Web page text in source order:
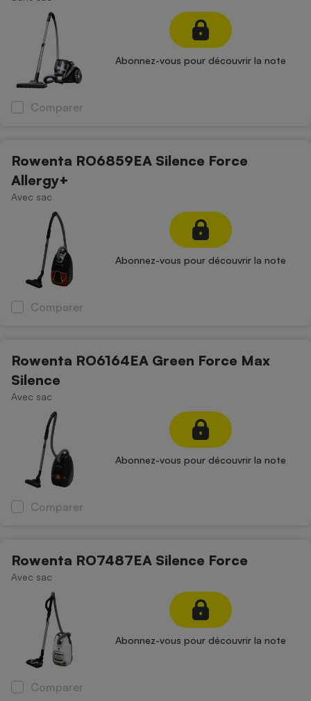
Abonnez-vous pour découvrir la note
Comparer
Rowenta RO6859EA Silence Force
Allergy+
Avec sac
Abonnez-vous pour découvrir la note
Comparer
Rowenta RO6164EA Green Force Max
Silence
Avec sac
Abonnez-vous pour découvrir la note
Comparer
Rowenta RO7487EA Silence Force
Avec sac
Abonnez-vous pour découvrir la note
Comparer